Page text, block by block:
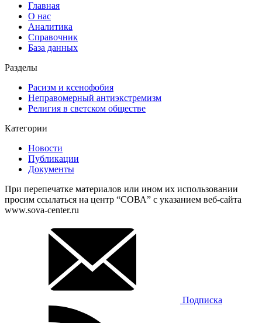
Главная
О нас
Аналитика
Справочник
База данных
Разделы
Расизм и ксенофобия
Неправомерный антиэкстремизм
Религия в светском обществе
Категории
Новости
Публикации
Документы
При перепечатке материалов или ином их использовании
просим ссылаться на центр “СОВА” с указанием веб-сайта
www.sova-center.ru
Подписка